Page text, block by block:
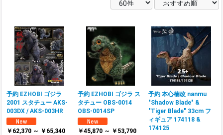
予約 EZHOBI ゴジラ
2001 スタチュー AKS-
003DX / AKS-003HR
￥62,370 ～ ￥65,340
予約 EZHOBI ゴジラ ス
タチュー OBS-0014
OBS-0014SP
￥45,870 ～ ￥53,790
予約 本心楠改 nanmu
"Shadow Blade" &
"Tiger Blade" 33cm フ
ィギュア 174118 &
174125